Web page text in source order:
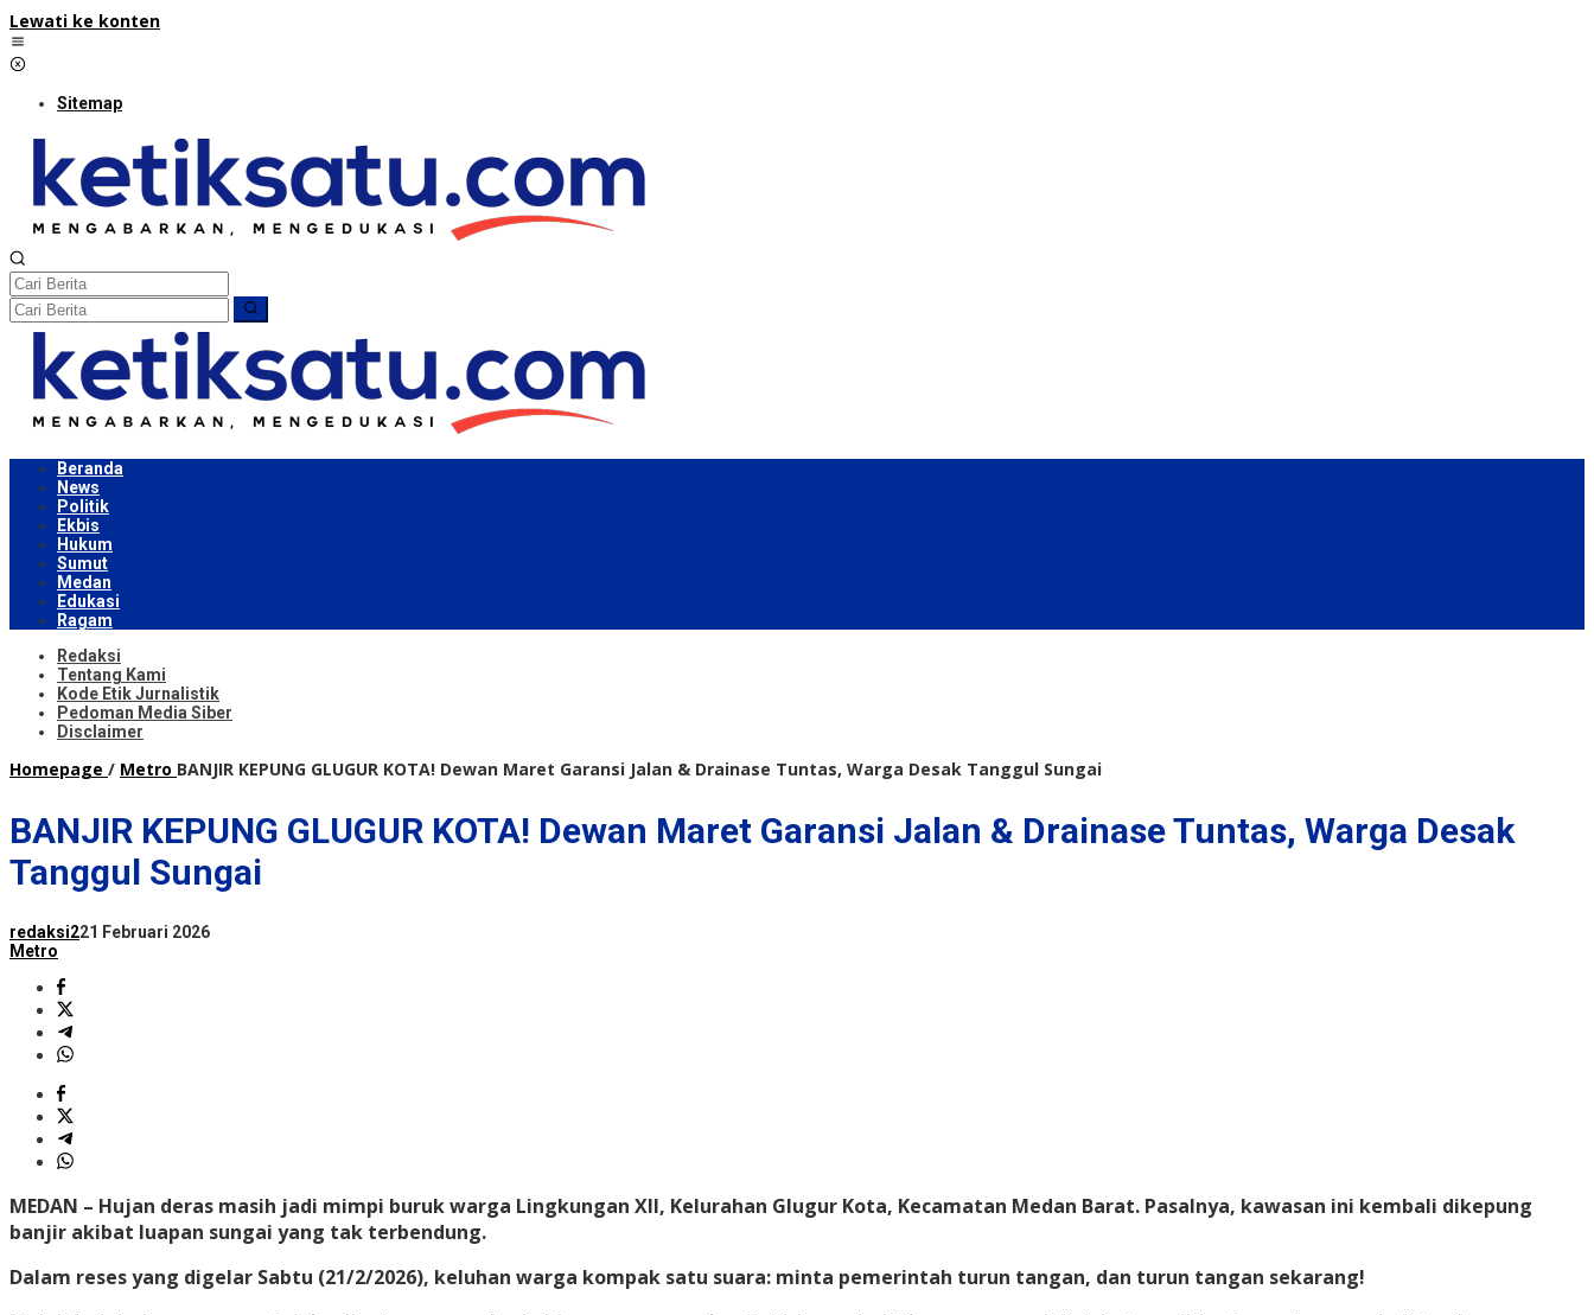
Lewati ke konten
Sitemap
Beranda
News
Politik
Ekbis
Hukum
Sumut
Medan
Edukasi
Ragam
Redaksi
Tentang Kami
Kode Etik Jurnalistik
Pedoman Media Siber
Disclaimer
Homepage / Metro BANJIR KEPUNG GLUGUR KOTA! Dewan Maret Garansi Jalan & Drainase Tuntas, Warga Desak Tanggul Sungai
BANJIR KEPUNG GLUGUR KOTA! Dewan Maret Garansi Jalan & Drainase Tuntas, Warga Desak
Tanggul Sungai
redaksi221 Februari 2026
Metro
MEDAN – Hujan deras masih jadi mimpi buruk warga Lingkungan XII, Kelurahan Glugur Kota, Kecamatan Medan Barat. Pasalnya, kawasan ini kembali dikepung
banjir akibat luapan sungai yang tak terbendung.
Dalam reses yang digelar Sabtu (21/2/2026), keluhan warga kompak satu suara: minta pemerintah turun tangan, dan turun tangan sekarang!